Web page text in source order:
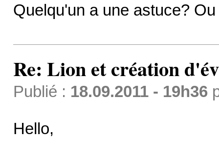
Quelqu'un a une astuce?
Re: Lion et création
Publié : 18.09.2011 - 19h36
Hello,